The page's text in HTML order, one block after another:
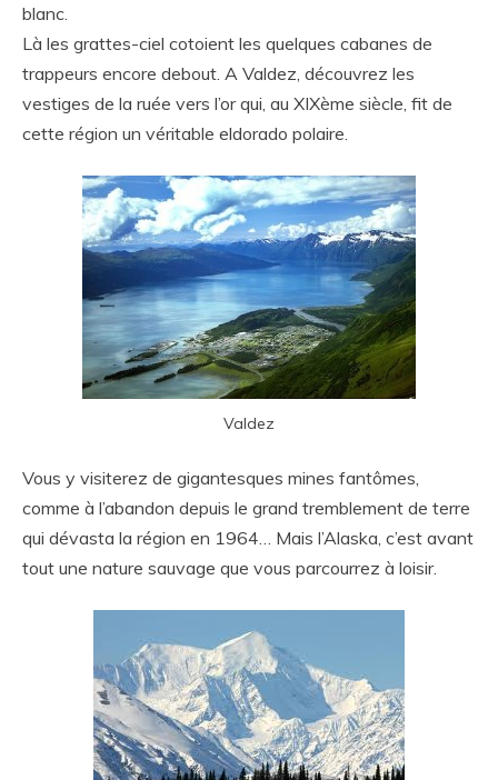
blanc.
Là les grattes-ciel cotoient les quelques cabanes de
trappeurs encore debout. A Valdez, découvrez les
vestiges de la ruée vers l’or qui, au XIXème siècle, fit de
cette région un véritable eldorado polaire.
Valdez
Vous y visiterez de gigantesques mines fantômes,
comme à l’abandon depuis le grand tremblement de terre
qui dévasta la région en 1964… Mais l’Alaska, c’est avant
tout une nature sauvage que vous parcourrez à loisir.